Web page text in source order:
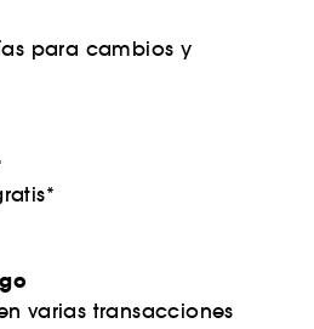
para cambios y
varias transacciones